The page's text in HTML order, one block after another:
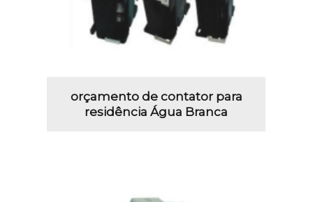
orçamento de contator para
residência Água Branca